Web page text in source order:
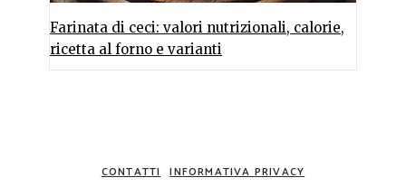
Farinata di ceci: valori nutrizionali, calorie,
ricetta al forno e varianti
CONTATTI INFORMATIVA PRIVACY